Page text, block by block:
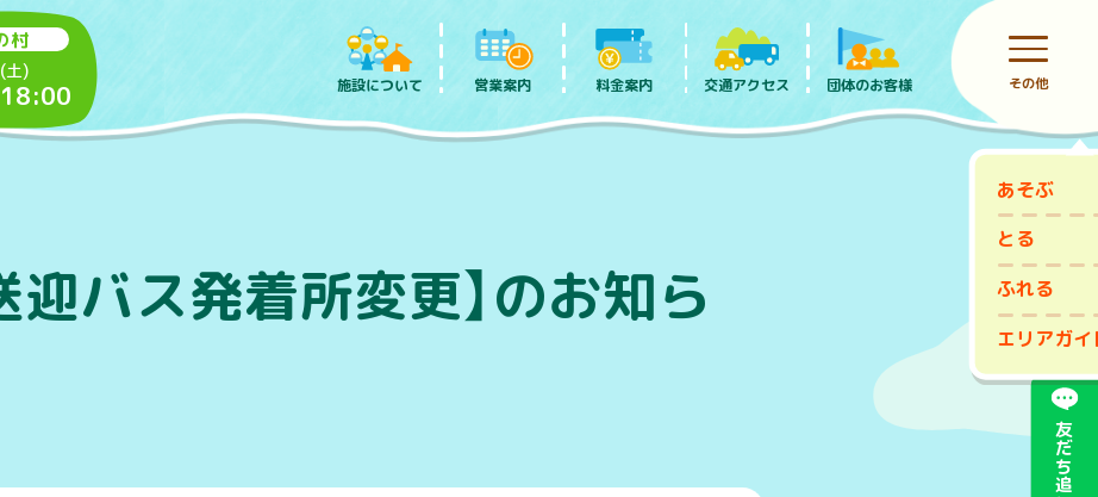
村
土)
18:00 施設について
あそぶ
とる
ふれる
エリアガイ
営業案内 料金案内 交通アクセス 団体のお客様 その他
前売りチケット
友だち追加
迎バス発着所変更】のお知ら